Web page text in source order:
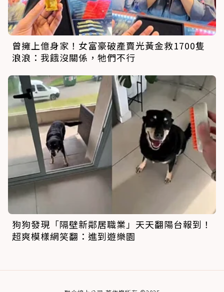
曾擁上億身家！女富豪破產賣光黃金救1700隻
浪浪：我餓沒關係，牠們不行
狗狗發現「隔壁新鄰居職業」天天翻陽台報到！
超爽模樣網笑翻：進到遊樂園